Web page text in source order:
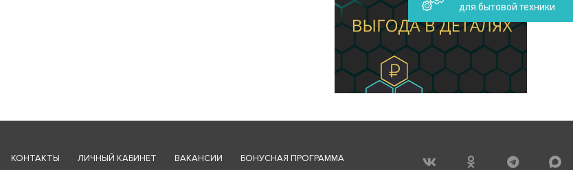
КОНТАКТЫ ЛИЧНЫЙ КАБИНЕТ ВАКАНСИИ БОНУСНАЯ ПРОГРАММА
для бытовой техники